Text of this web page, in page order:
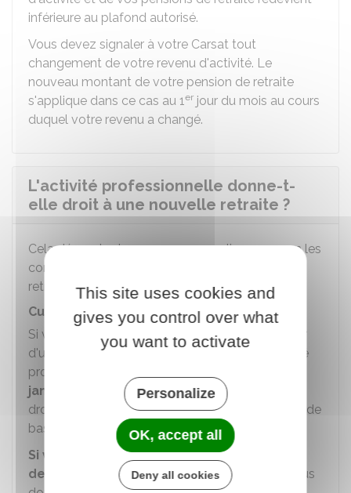
inférieure au plafond autorisé.
Vous devez signaler à votre Carsat tout
changement de votre revenu d'activité. Le
nouveau montant de votre pension de retraite
s'applique dans ce cas au 1er jour du mois au cours
duquel votre revenu a changé.
L'activité professionnelle donne-t-
elle droit à une nouvelle retraite ?
Cela dépend selon que vous remplissez ou non les
conditions pour bénéficier d'un cumul emploi-
retraite intégral.
Cumul emploi-retraite intégral
Si vous remplissez les conditions pour bénéficier
d'un cumul emploi-retraite intégral, votre activité
professionnelle vous permet,
janvier 2023
, de vous constituer de nouveaux
droits à la retraite auprès de la caisse de retraite de
base dont relève votre activité.
Si vous reprenez une activité chez votre
dernier employeur, cette reprise d'activité vous
This site uses cookies and
gives you control over what
you want to activate
Personalize
OK, accept all
Deny all cookies